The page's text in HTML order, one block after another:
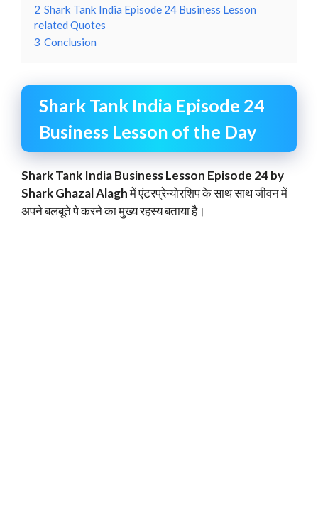
2 Shark Tank India Episode 24 Business Lesson
related Quotes
3 Conclusion
Shark Tank India Episode 24
Business Lesson of the Day
Shark Tank India Business Lesson Episode 24 by
Shark Ghazal Alaghमें एंटरप्रेन्योरशिप के साथ साथ जीवन में
अपने बलबूते पे करने का मुख्य रहस्य बताया है।